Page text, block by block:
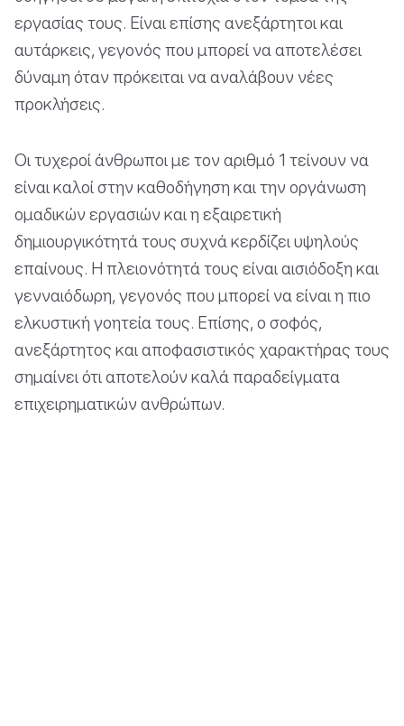
εργασίας τους. Είναι επίσης ανεξάρτητοι και
αυτάρκεις, γεγονός που μπορεί να αποτελέσει
δύναμη όταν πρόκειται να αναλάβουν νέες
προκλήσεις.
Οι τυχεροί άνθρωποι με τον αριθμό 1 τείνουν να
είναι καλοί στην καθοδήγηση και την οργάνωση
ομαδικών εργασιών και η εξαιρετική
δημιουργικότητά τους συχνά κερδίζει υψηλούς
επαίνους. Η πλειονότητά τους είναι αισιόδοξη και
γενναιόδωρη, γεγονός που μπορεί να είναι η πιο
ελκυστική γοητεία τους. Επίσης, ο σοφός,
ανεξάρτητος και αποφασιστικός χαρακτήρας τους
σημαίνει ότι αποτελούν καλά παραδείγματα
επιχειρηματικών ανθρώπων.